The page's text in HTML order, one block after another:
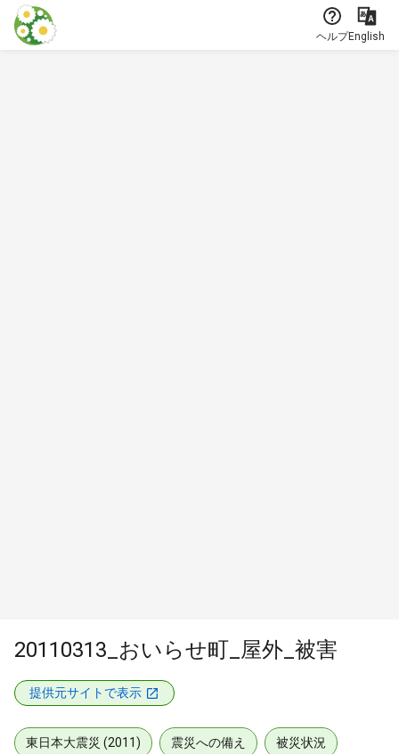
本文に飛ぶ
ヘルプEnglish
20110313_おいらせ町_屋外_被害
提供元サイトで表示
東日本大震災 (2011) 震災への備え 被災状況